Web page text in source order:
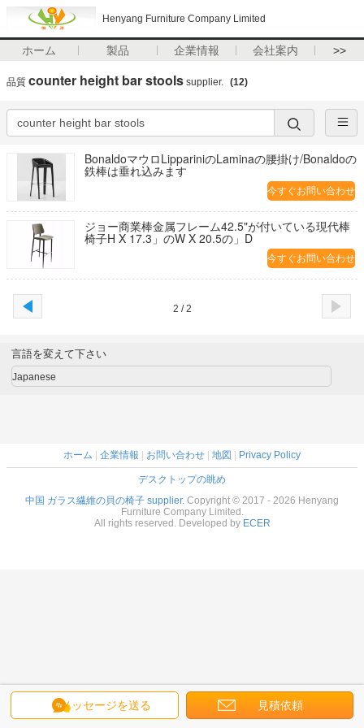
Henyang Furniture Company Limited
ホーム 製品 企業情報 会社案内 >>
品質 counter height bar stools supplier. (12)
BonaldoマウロLippariniのLaminaの腰掛け/Bonaldoの
鉄棒は垂れ込みます
今すぐお問い合わせ
ジョー商業棒金属フレーム42.5"が付いている現代棒
椅子H X 17.3」のW X 20.5の」D
今すぐお問い合わせ
2 / 2
メッセージを送る 見積依頼
言語を変えて下さい
Japanese
ホーム 企業情報 お問い合わせ 地図 Privacy Policy
デスクトップの眺め
中国 ガラス繊維の貝の椅子 supplier. Copyright © 2017 - 2026 Henyang
Furniture Company Limited.
All rights reserved. Developed by ECER